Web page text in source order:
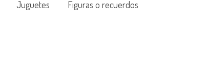
Juguetes Figuras o recuerdos